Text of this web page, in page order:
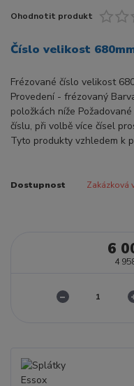
Ohodnotit produkt
Číslo velikost
Frézované číslo velikost
Provedení - frézovaný
položkách níže
číslu, při volbě více čísel
Tyto produkty vzhledem k
Dostupnost Zakázková
6
4